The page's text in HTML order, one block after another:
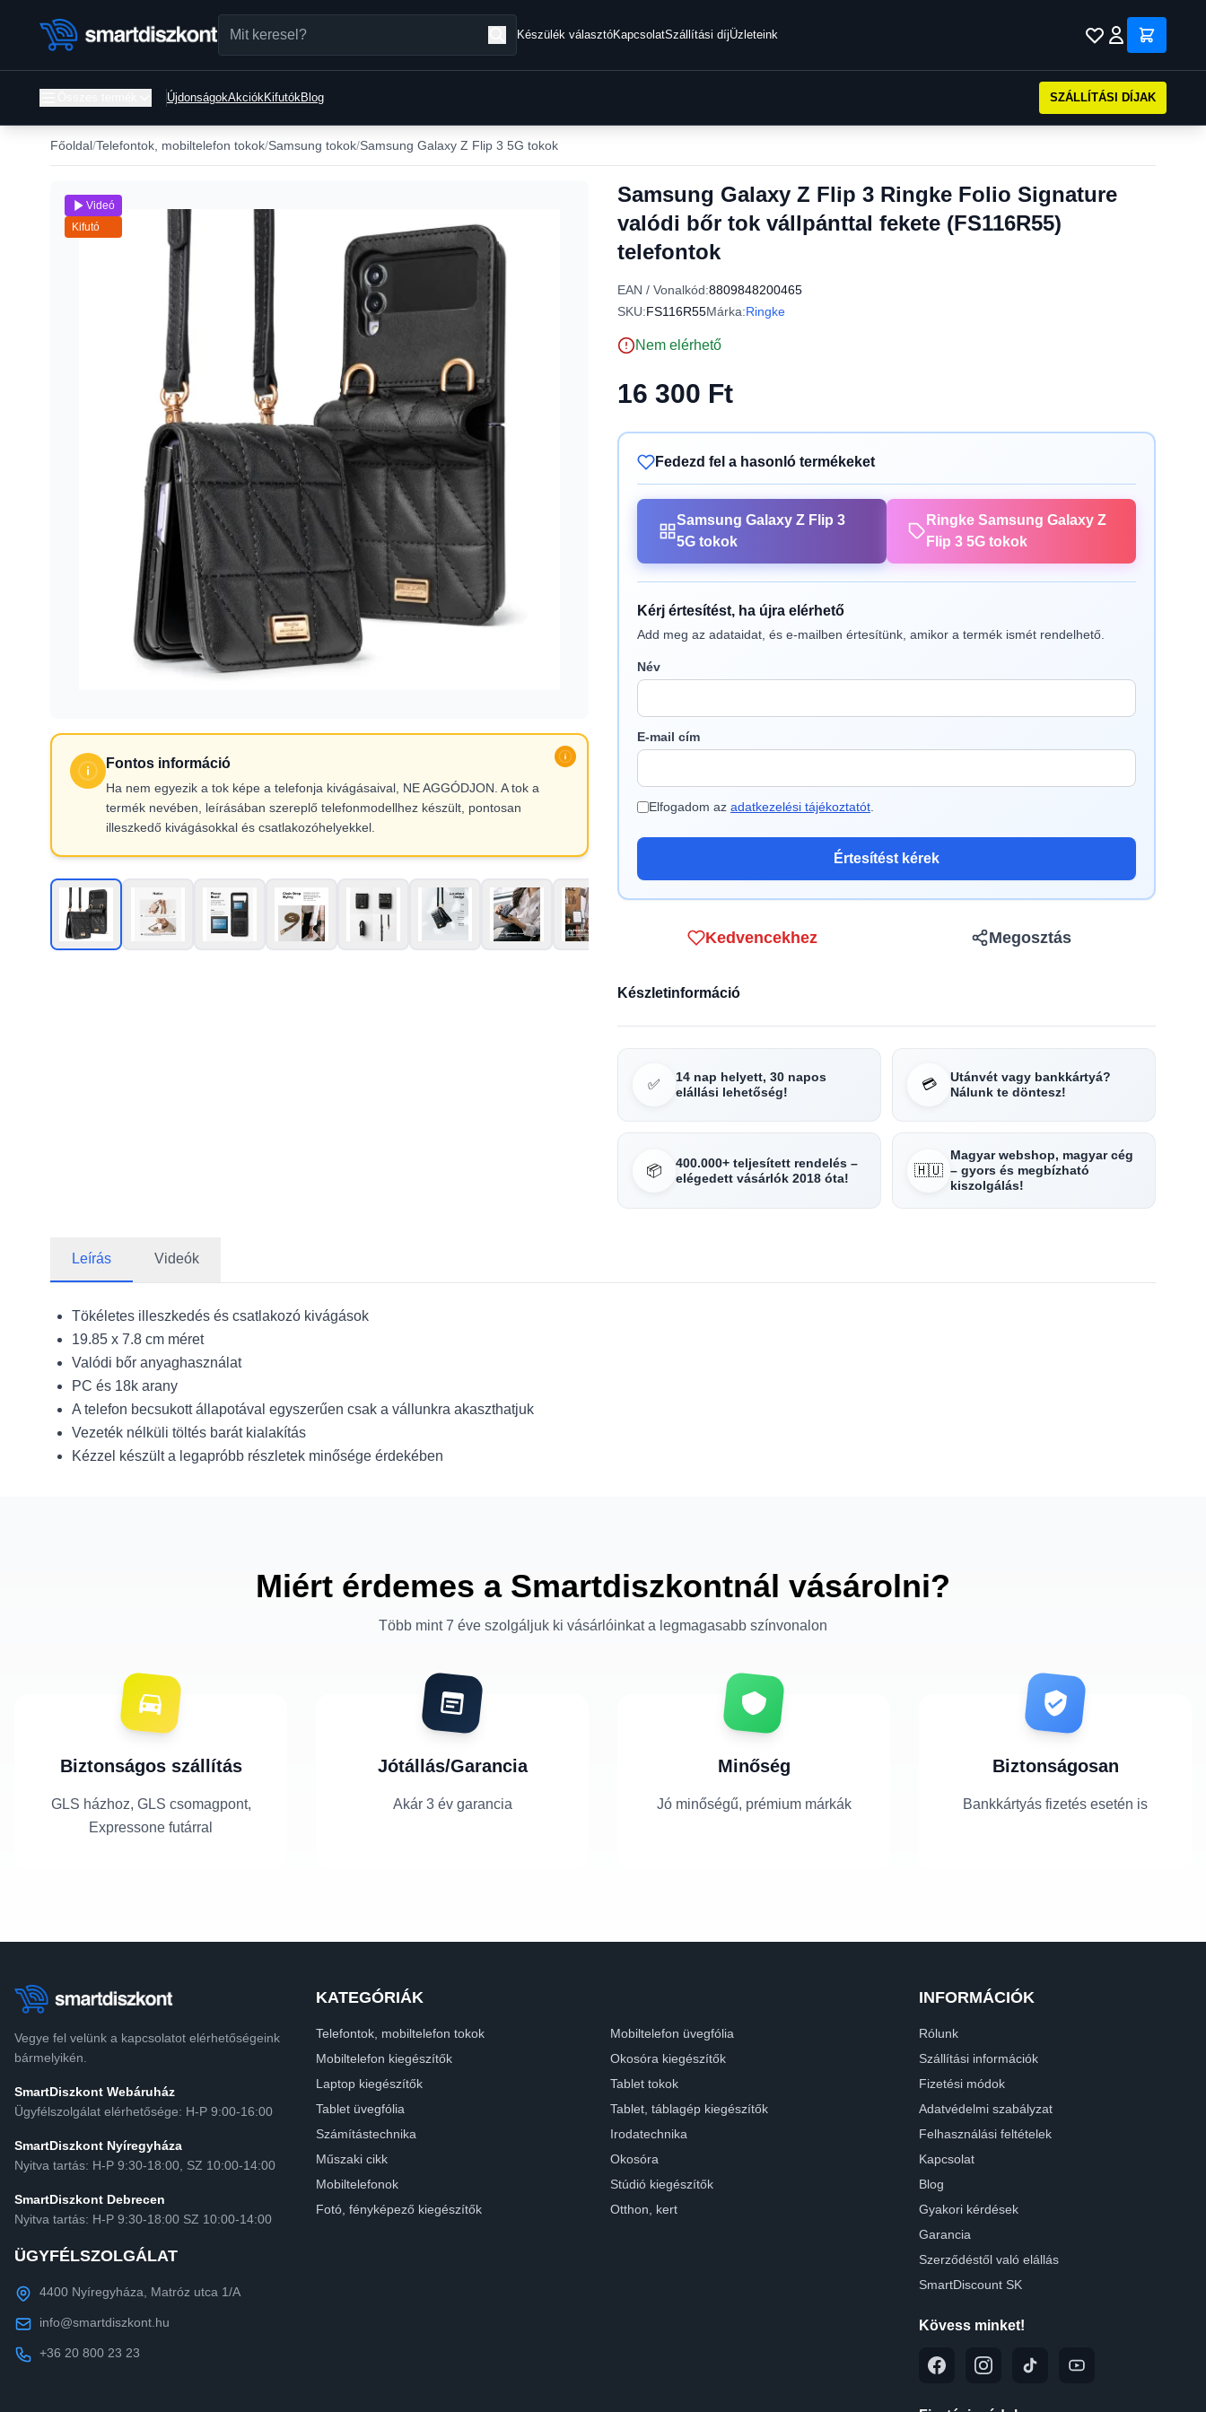
Készülék választóKapcsolatSzállítási díjÜzleteink
ÚjdonságokAkciókKifutókBlog SZÁLLÍTÁSI DÍJAK
Főoldal Telefontok, mobiltelefon tokok Samsung tokok Samsung Galaxy Z Flip 3 5G tokok
Fontos információ
Ha nem egyezik a tok képe a telefonja kivágásaival, NE AGGÓDJON. A tok a
termék nevében, leírásában szereplő telefonmodellhez készült, pontosan
illeszkedő kivágásokkal és csatlakozóhelyekkel.
Videó
Kifutó
Samsung Galaxy Z Flip 3 Ringke Folio Signature
valódi bőr tok vállpánttal fekete (FS116R55)
telefontok
EAN / Vonalkód:8809848200465
SKU:FS116R55Márka:Ringke
Nem elérhető
16 300 Ft
Fedezd fel a hasonló termékeket
Samsung Galaxy Z Flip 3
5G tokok
Ringke Samsung Galaxy Z
Flip 3 5G tokok
Kérj értesítést, ha újra elérhető
Add meg az adataidat, és e-mailben értesítünk, amikor a termék ismét rendelhető.
Név
E-mail cím
Elfogadom az adatkezelési tájékoztatót
Értesítést kérek
Kedvencekhez Megosztás
Készletinformáció
✅
14 nap helyett, 30 napos
elállási lehetőség!
💳
Utánvét vagy bankkártyá?
Nálunk te döntesz!
📦
400.000+ teljesített rendelés –
elégedett vásárlók 2018 óta!
🇭🇺
Magyar webshop, magyar cég
– gyors és megbízható
kiszolgálás!
Leírás Videók
Tökéletes illeszkedés és csatlakozó kivágások
19.85 x 7.8 cm méret
Valódi bőr anyaghasználat
PC és 18k arany
A telefon becsukott állapotával egyszerűen csak a vállunkra akaszthatjuk
Vezeték nélküli töltés barát kialakítás
Kézzel készült a legapróbb részletek minősége érdekében
Miért érdemes a Smartdiszkontnál vásárolni?
Több mint 7 éve szolgáljuk ki vásárlóinkat a legmagasabb színvonalon
Biztonságos szállítás
GLS házhoz, GLS csomagpont,
Expressone futárral
Jótállás/Garancia
Akár 3 év garancia
Minőség
Jó minőségű, prémium márkák
Biztonságosan
Bankkártyás fizetés esetén is
Vegye fel velünk a kapcsolatot elérhetőségeink
bármelyikén.
SmartDiszkont Webáruház
Ügyfélszolgálat elérhetősége: H-P 9:00-16:00
SmartDiszkont Nyíregyháza
Nyitva tartás: H-P 9:30-18:00, SZ 10:00-14:00
SmartDiszkont Debrecen
Nyitva tartás: H-P 9:30-18:00 SZ 10:00-14:00
ÜGYFÉLSZOLGÁLAT
4400 Nyíregyháza, Matróz utca 1/A
info@smartdiszkont.hu
+36 20 800 23 23
KATEGÓRIÁK
Telefontok, mobiltelefon tokok
Mobiltelefon üvegfólia
Mobiltelefon kiegészítők
Okosóra kiegészítők
Laptop kiegészítők
Tablet tokok
Tablet üvegfólia
Tablet, táblagép kiegészítők
Számítástechnika
Irodatechnika
Műszaki cikk
Okosóra
Mobiltelefonok
Stúdió kiegészítők
Fotó, fényképező kiegészítők
Otthon, kert
INFORMÁCIÓK
Rólunk
Szállítási információk
Fizetési módok
Adatvédelmi szabályzat
Felhasználási feltételek
Kapcsolat
Blog
Gyakori kérdések
Garancia
Szerződéstől való elállás
SmartDiscount SK
Kövess minket!